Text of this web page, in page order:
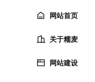
网站首页
关于糯麦
网站建设